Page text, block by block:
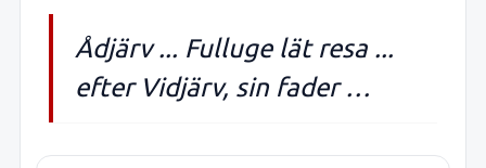
Ådjärv ... Fulluge lät resa ...
efter Vidjärv, sin fader …